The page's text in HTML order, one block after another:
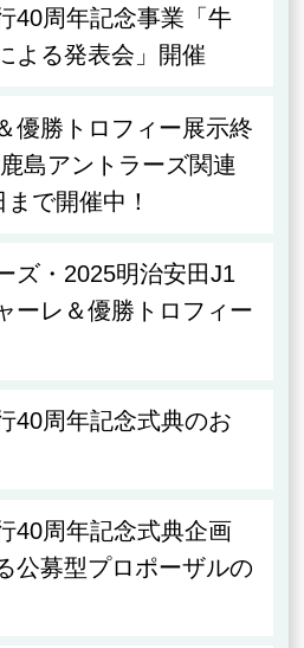
40周年記念事業「牛
よる発表会」開催
優勝トロフィー展示終
島アントラーズ関連
で開催中！
ズ・2025明治安田J1
ーレ＆優勝トロフィー
40周年記念式典のお
40周年記念式典企画
公募型プロポーザルの